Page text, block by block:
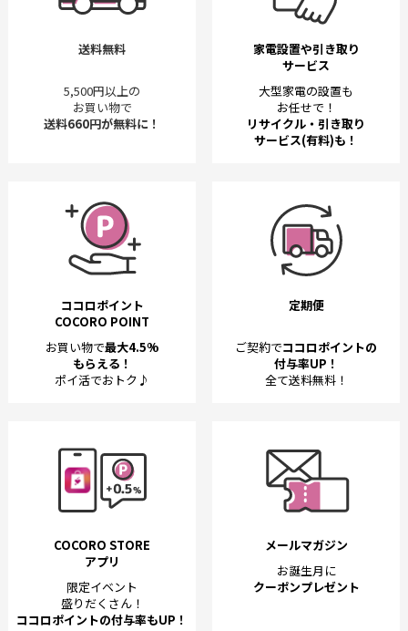
送料無料
5,500円以上の
お買い物で
送料660円が無料に！
家電設置や引き取り
サービス
大型家電の設置も
お任せで！
リサイクル・引き取り
サービス(有料)も！
ココロポイント
COCORO POINT
お買い物で最大4.5%
もらえる！
ポイ活でおトク♪
定期便
ご契約でココロポイントの
付与率UP！
全て送料無料！
COCORO STORE
アプリ
限定イベント
盛りだくさん！
ココロポイントの付与率もUP！
メールマガジン
お誕生月に
クーポンプレゼント